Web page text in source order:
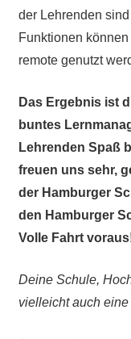
der Lehrenden
Funktionen
remote genutzt
Das Ergebnis ist
buntes
Lehrenden Spaß
freuen uns sehr,
der Hamburger
den Hamburger
Volle Fahrt
Deine Schule,
vielleicht auch